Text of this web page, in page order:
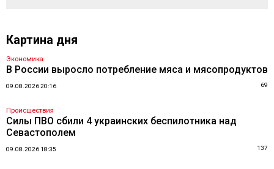
Картина дня
Экономика
В России выросло потребление мяса и мясопродуктов
09.08.2026 20:16 69
Происшествия
Силы ПВО сбили 4 украинских беспилотника над
Севастополем
09.08.2026 18:35 137